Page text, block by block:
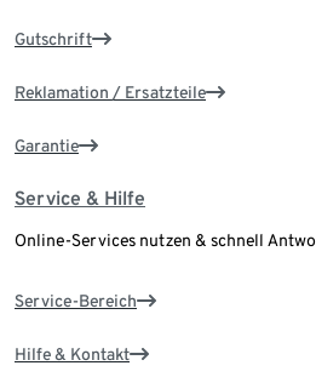
Gutschrift
Reklamation / Ersatzteile
Garantie
Service & Hilfe
Online-Services nutzen & schnell
Service-Bereich
Hilfe & Kontakt